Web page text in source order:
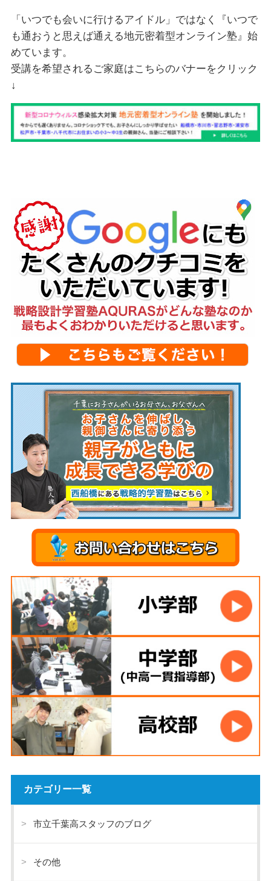
「いつでも会いに行けるアイドル」ではなく『いつで
も通おうと思えば通える地元密着型オンライン塾』始
めています。
受講を希望されるご家庭はこちらのバナーをクリック
↓
カテゴリー一覧
市立千葉高スタッフのブログ
その他